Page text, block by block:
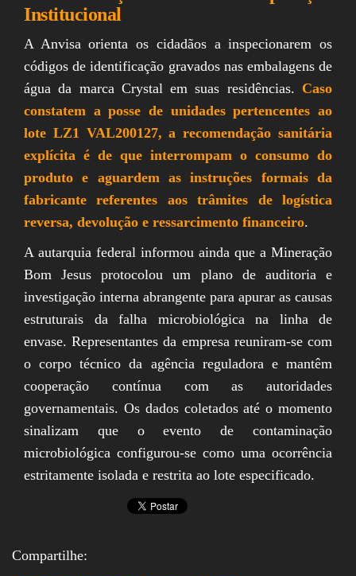
Institucional
A Anvisa orienta os cidadãos a inspecionarem os
códigos de identificação gravados nas embalagens de
água da marca Crystal em suas residências. Caso
constatem a posse de unidades pertencentes ao
lote LZ1 VAL200127, a recomendação sanitária
explícita é de que interrompam o consumo do
produto e aguardem as instruções formais da
fabricante referentes aos trâmites de logística
reversa, devolução e ressarcimento financeiro.
A autarquia federal informou ainda que a Mineração
Bom Jesus protocolou um plano de auditoria e
investigação interna abrangente para apurar as causas
estruturais da falha microbiológica na linha de
envase. Representantes da empresa reuniram-se com
o corpo técnico da agência reguladora e mantêm
cooperação contínua com as autoridades
governamentais. Os dados coletados até o momento
sinalizam que o evento de contaminação
microbiológica configurou-se como uma ocorrência
estritamente isolada e restrita ao lote especificado.
Compartilhe: